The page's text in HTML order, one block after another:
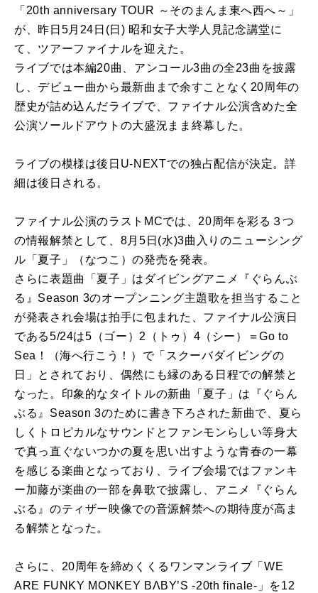
「20th anniversary TOUR ～そのまんま東へ西へ～」
が、昨日5月24日(日) 昭和女子大学人見記念講堂に
て、ツアーファイナルを迎えた。
ライブでは本編20曲、アンコール3曲の全23曲を披露
し、デビュー曲から最新曲まで余すことなく20周年の
歴史が詰め込んだライブで、ファイナル公演含めた全
公演ソールドアウトの大盛況まま終幕した。
ライブの模様は後日U-NEXTでの独占配信が決定。詳
細は後日される。
ファイナル公演のラストMCでは、20周年を彩る３つ
の情報解禁として、8月5日(水)3曲入りのニューシング
ル「夏子」（なつこ）の発売を発表。
さらに表題曲「夏子」はダイビングアニメ『ぐらんぶ
る』Season 3のオープンニング主題歌を担当すること
が発表され会場は拍手に包まれた、ファイナル公演日
である5/24は5（ゴー）2（トゥ）4（シー）＝Go to
Sea！（海へ行こう！）で「スクーバダイビングの
日」とされており、偶然にも縁のある日程での解禁と
なった。印象的なタイトルの新曲「夏子」は『ぐらん
ぶる』Season 3のために書き下ろされた新曲で、夏ら
しくトロピカルなサウンドとファンモンらしい等身大
で真っ直ぐないつかの夏を思い出すような青春の一幕
を感じる楽曲となっており、ライブ会場ではファンキ
ー加藤が楽曲の一部を鼻歌で披露し、アニメ『ぐらん
ぶる』のティザー映像での音源解禁への期待度が高ま
る解禁となった。
さらに、20周年を締めくくるワンマンライブ「WE
ARE FUNKY MONKEY BΛBY’S -20th finale-」を12